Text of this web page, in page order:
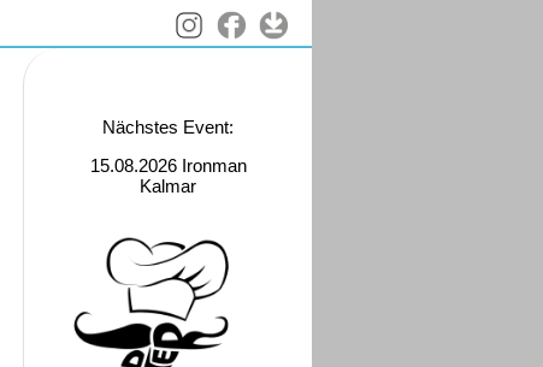
Nächstes Event:
15.08.2026 Ironman
Kalmar